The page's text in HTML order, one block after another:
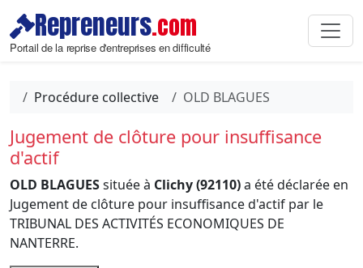
Repreneurs.com
Portail de la reprise d'entreprises en difficulté
Procédure collective OLD BLAGUES
Jugement de clôture pour insuffisance
d'actif
OLD BLAGUESsituée à Clichy (92110)a été déclarée en
Jugement de clôture pour insuffisance d'actif par le
TRIBUNAL DES ACTIVITÉS ECONOMIQUES DE
NANTERRE.